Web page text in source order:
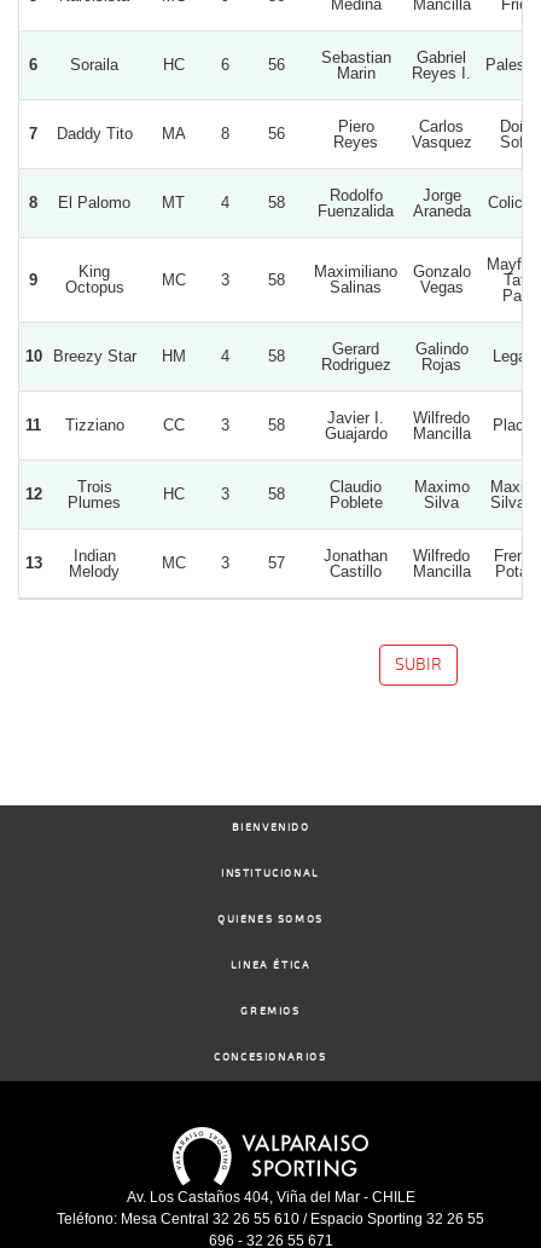
Medina
Mancilla
Fries
6 Soraila HC 6 56
Sebastian
Marin
Gabriel
Reyes I.
7 Daddy Tito MA 8 56
Piero
Reyes
Carlos
Vasquez
Doña
Sofia
8 El Palomo MT 4 58
Rodolfo
Fuenzalida
Jorge
Araneda
9
King
Octopus
MC 3 58
Maximiliano
Salinas
Gonzalo
Vegas
Mayfer
Tata
Pato
10 Breezy Star HM 4 58
Gerard
Rodriguez
Galindo
Rojas
11 Tizziano CC 3 58
Javier I.
Guajardo
Wilfredo
Mancilla
12
Trois
Plumes
HC 3 58
Claudio
Poblete
Maximo
Silva
Silva
13
Indian
Melody
MC 3 57
Jonathan
Castillo
Wilfredo
Mancilla
French
Potato
SUBIR
BIENVENIDO
INSTITUCIONAL
QUIENES SOMOS
LINEA ÉTICA
GREMIOS
CONCESIONARIOS
Av. Los Castaños 404, Viña del Mar - CHILE
Teléfono: Mesa Central 32 26 55 610 / Espacio Sporting 32 26 55
696 - 32 26 55 671